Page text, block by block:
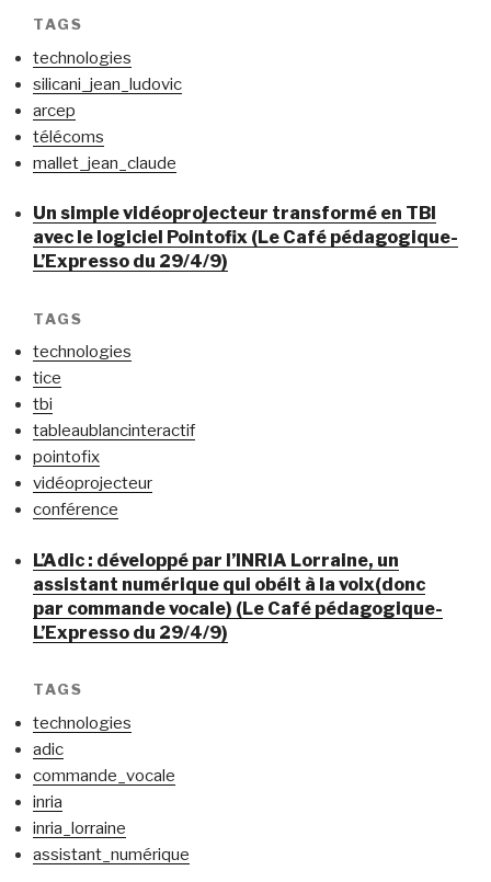
TAGS
technologies
silicani_jean_ludovic
arcep
télécoms
mallet_jean_claude
Un simple vidéoprojecteur transformé en TBI
avec le logiciel Pointofix (Le Café pédagogique-
L’Expresso du 29/4/9)
TAGS
technologies
tice
tbi
tableaublancinteractif
pointofix
vidéoprojecteur
conférence
L’Adic : développé par l’INRIA Lorraine, un
assistant numérique qui obéit à la voix(donc
par commande vocale) (Le Café pédagogique-
L’Expresso du 29/4/9)
TAGS
technologies
adic
commande_vocale
inria
inria_lorraine
assistant_numérique